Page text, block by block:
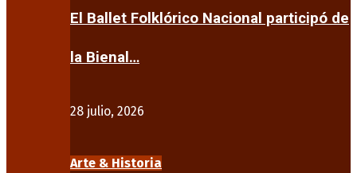
El Ballet Folklórico Nacional participó de
la Bienal…
28 julio, 2026
Arte & Historia